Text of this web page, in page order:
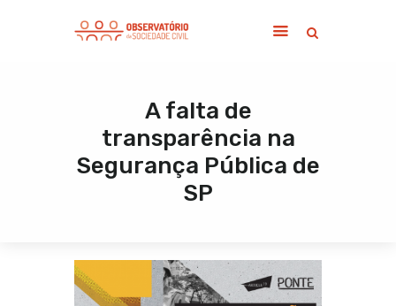
A falta de
transparência na
Segurança Pública de
SP
Sobre
Notícias